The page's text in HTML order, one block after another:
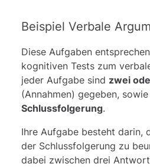
Beispiel Verbale
Diese Aufgaben
kognitiven Tests zum
jeder Aufgabe sind zwei
(Annahmen) gegeben, sowie
Schlussfolgerung.
Ihre Aufgabe besteht darin,
der Schlussfolgerung zu
dabei zwischen drei